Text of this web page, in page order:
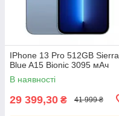
IPhone 13 Pro 512GB Sierra
Blue A15 Bionic 3095 мАч
В наявності
29 399,30 ₴ 41 999 ₴